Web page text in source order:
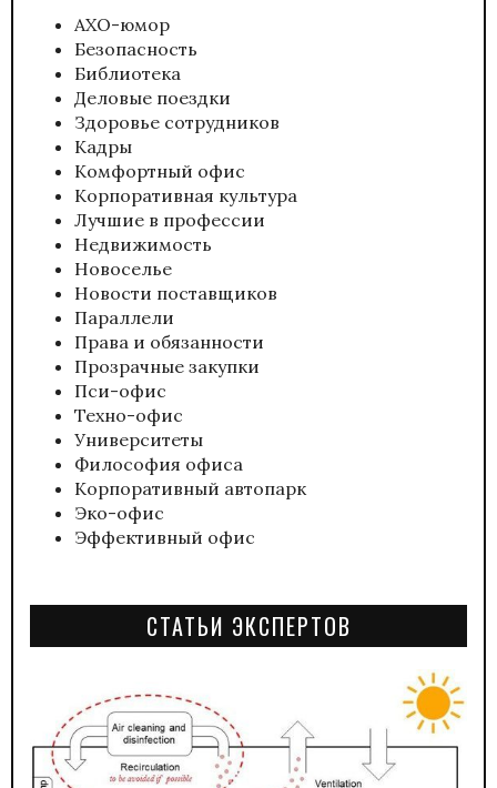
АХО-юмор
Безопасность
Библиотека
Деловые поездки
Здоровье сотрудников
Кадры
Комфортный офис
Корпоративная культура
Лучшие в профессии
Недвижимость
Новоселье
Новости поставщиков
Параллели
Права и обязанности
Прозрачные закупки
Пси-офис
Техно-офис
Университеты
Философия офиса
Корпоративный автопарк
Эко-офис
Эффективный офис
СТАТЬИ ЭКСПЕРТОВ